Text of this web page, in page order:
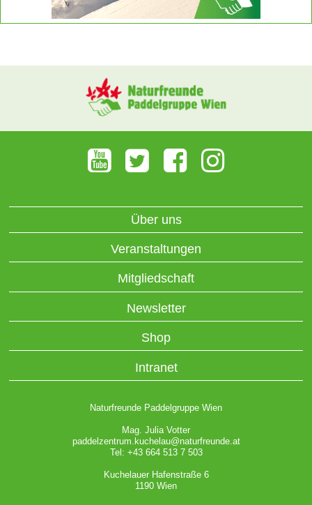
Über uns
Veranstaltungen
Mitgliedschaft
Newsletter
Shop
Intranet
Naturfreunde Paddelgruppe Wien
Mag. Julia Votter
paddelzentrum.kuchelau@naturfreunde.at
Tel: +43 664 513 7 503
Kuchelauer Hafenstraße 6
1190 Wien